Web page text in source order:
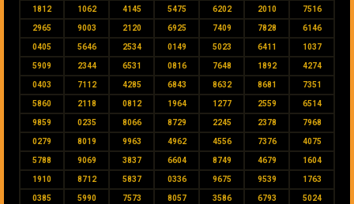
1812 1062 4145 5475 6202 2010 7516
2965 9003 2120 6925 7409 7828 6146
0405 5646 2534 0149 5023 6411 1037
5909 2344 6531 0816 7648 1892 4274
0403 7112 4285 6843 8632 8681 7351
5860 2118 0812 1964 1277 2559 6514
9859 0235 8066 8729 2245 2378 7968
0279 8019 9963 4962 4556 7376 4075
5788 9069 3837 6604 8749 4679 1604
1910 8712 5837 0336 9675 9539 1763
0385 5990 7573 8057 3586 6793 5024